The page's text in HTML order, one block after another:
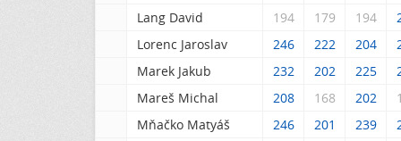
Lang David
194 179 194
Lorenc Jaroslav
246 222 204
Marek Jakub
232 202 225
Mareš Michal
208 168 202
Mňačko Matyáš
246 201 239